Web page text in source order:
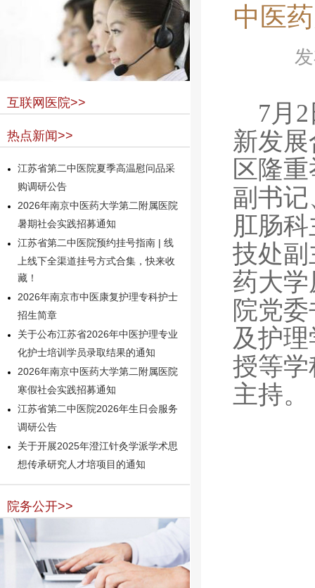
互联网医院>>
热点新闻>>
江苏省第二中医院夏季高温慰问品采
购调研公告
2026年南京中医药大学第二附属医院
暑期社会实践招募通知
江苏省第二中医院预约挂号指南 | 线
上线下全渠道挂号方式合集，快来收
藏！
2026年南京市中医康复护理专科护士
招生简章
关于公布江苏省2026年中医护理专业
化护士培训学员录取结果的通知
2026年南京中医药大学第二附属医院
寒假社会实践招募通知
江苏省第二中医院2026年生日会服务
调研公告
关于开展2025年澄江针灸学派学术思
想传承研究人才培项目的通知
院务公开>>
中医
7月
新发
区隆
副书
肛肠
技处
药大
院党
及护
授等
主持。